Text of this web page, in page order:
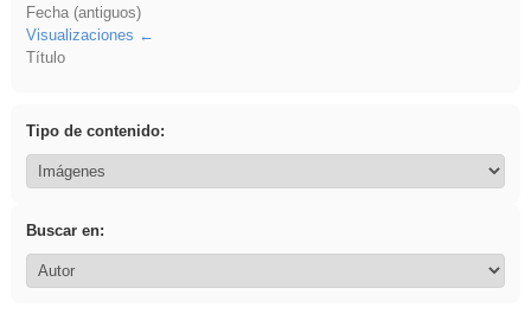
Fecha (antiguos)
Visualizaciones
Título
Tipo de contenido:
Buscar en: